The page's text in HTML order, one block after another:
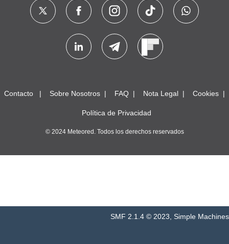
Contacto Sobre Nosotros FAQ Nota Legal Cookies
Política de Privacidad
© 2024 Meteored. Todos los derechos reservados
SMF 2.1.4 © 2023 Simple Machines